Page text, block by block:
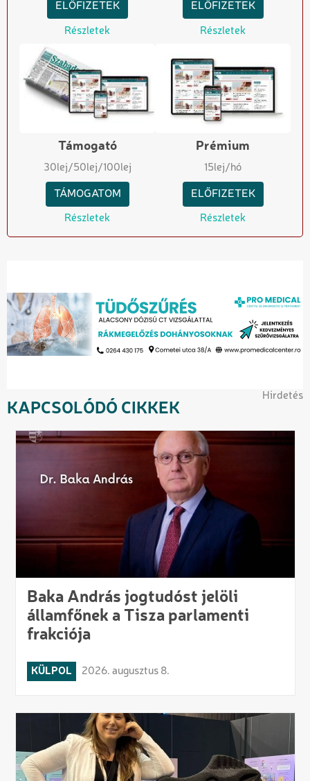
ELŐFIZETEK
Részletek
ELŐFIZETEK
Részletek
Támogató
30lej/50lej/100lej
TÁMOGATOM
Részletek
Prémium
15lej/hó
ELŐFIZETEK
Részletek
Hirdetés
KAPCSOLÓDÓ CIKKEK
Baka András jogtudóst jelöli
államfőnek a Tisza parlamenti
frakciója
KÜLPOL 2026. augusztus 8.